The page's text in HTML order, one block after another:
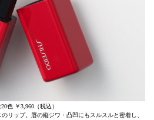
色 ￥3,960（税込）
リップ。唇の縦ジワ・凸凹にもスルスルと密着し、